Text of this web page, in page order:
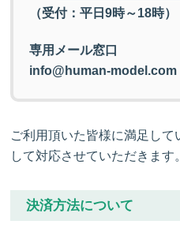
（受付：平日9時～18時）
専用メール窓口
info@human-model.com
ご利用頂いた皆様に満足して
して対応させていただきます。
決済方法について